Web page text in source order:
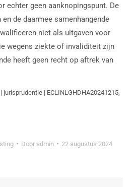
echter geen aanknopingspunt. De
de daarmee samenhangende
niet als uitgaven voor
wegens ziekte of invaliditeit zijn
heeft geen recht op aftrek van
| ECLINLGHDHA20241215,
Door admin 22 augustus 2024